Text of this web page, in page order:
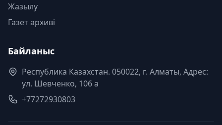
Жазылу
Газет архиві
Байланыс
Республика Казахстан. 050022, г. Алматы, Адрес:
ул. Шевченко, 106 а
+77272930803